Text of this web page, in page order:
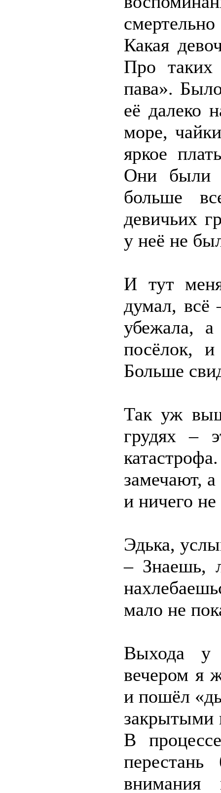
Какая
Про таких
пава».
её далеко
море,
яркое
Они были
больше
девичьих
у неё не
И тут
думал, всё
убежала,
посёлок,
Больше
Так уж
грудях –
замечают,
и ничего
Эдька,
– Знаешь,
мало не
Выхода
вечером я
и пошёл
закрытыми
В